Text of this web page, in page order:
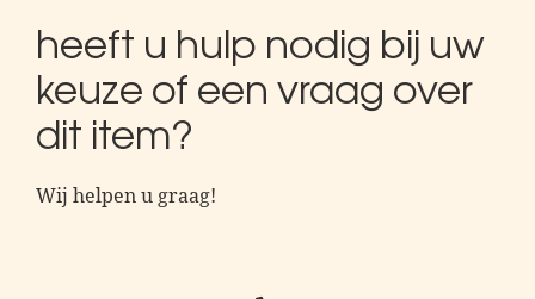
heeft u hulp nodig bij uw
keuze of een vraag over
dit item?
Wij helpen u graag!